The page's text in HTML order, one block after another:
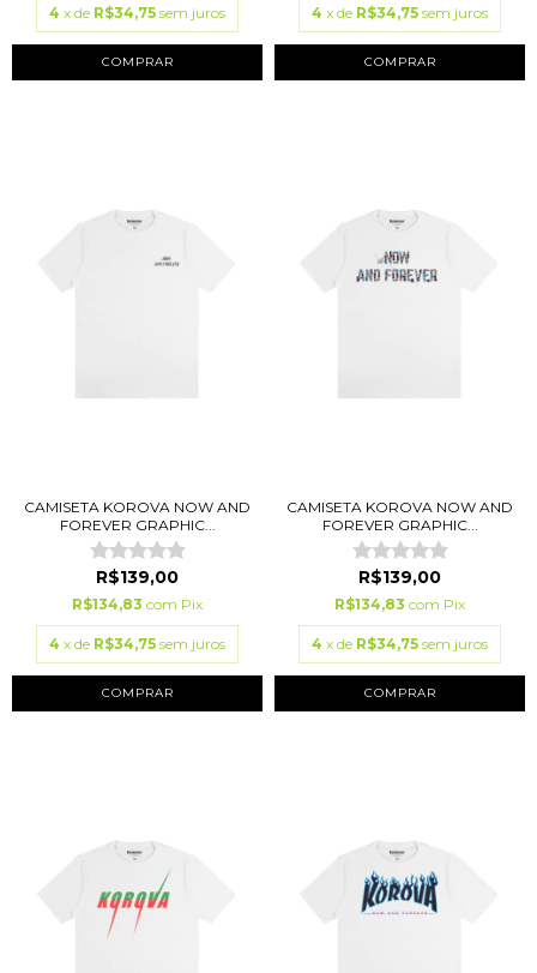
4 x de R$34,75 sem juros
COMPRAR
4 x de R$34,75 sem juros
COMPRAR
CAMISETA KOROVA NOW AND
FOREVER GRAPHIC...
R$139,00
R$134,83 com Pix
4 x de R$34,75 sem juros
COMPRAR
CAMISETA KOROVA NOW AND
FOREVER GRAPHIC...
R$139,00
R$134,83 com Pix
4 x de R$34,75 sem juros
COMPRAR